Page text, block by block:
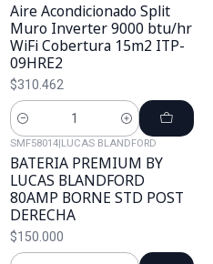
Aire Acondicionado Split
Muro Inverter 9000 btu/hr
WiFi Cobertura 15m2 ITP-
09HRE2
$310.462
Cantidad
SMF58014|LUCAS BLANDFORD
BATERIA PREMIUM BY
LUCAS BLANDFORD
80AMP BORNE STD POST
DERECHA
$150.000